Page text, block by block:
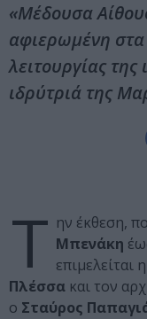
«Μέδουσα
αφιερωμένη
λειτουργίας της
ιδρύτριά της
Τ ην έκθεση,
Μπενάκη
επιμελείται
Πλέσσα και τον
ο Σταύρος